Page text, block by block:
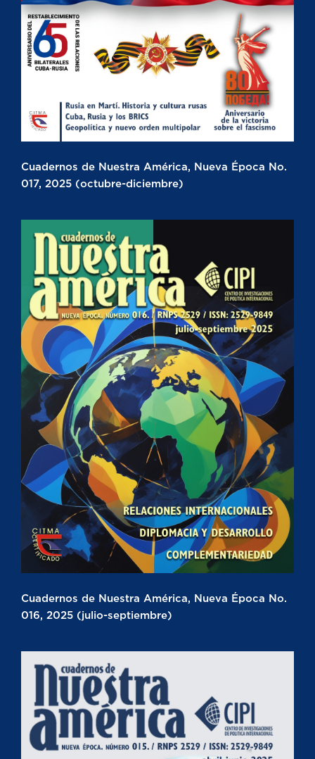
Cuadernos de Nuestra América, Nueva Época No.
017, 2025 (octubre-diciembre)
Cuadernos de Nuestra América, Nueva Época No.
016, 2025 (julio-septiembre)